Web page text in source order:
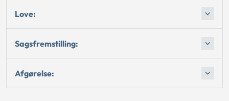
Love:
Sagsfremstilling:
Afgørelse: